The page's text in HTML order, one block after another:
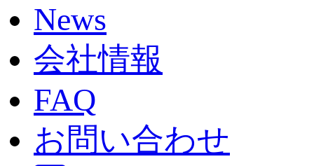
News
会社情報
FAQ
お問い合わせ